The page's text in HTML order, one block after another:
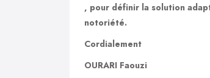
, pour définir la solution
notoriété.
Cordialement
OURARI Faouzi